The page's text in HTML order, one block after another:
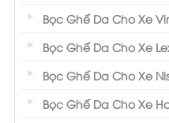
Bọc Ghế Da Cho Xe
Bọc Ghế Da Cho Xe
Bọc Ghế Da Cho Xe
Bọc Ghế Da Cho Xe